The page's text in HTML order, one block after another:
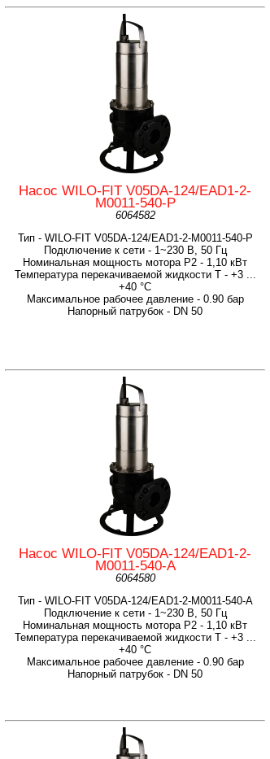
Насос WILO-FIT V05DA-124/EAD1-2-
M0011-540-P
6064582
Тип - WILO-FIT V05DA-124/EAD1-2-M0011-540-P
Подключение к сети - 1~230 В, 50 Гц
Номинальная мощность мотора P2 - 1,10 кВт
Температура перекачиваемой жидкости T - +3 ...
+40 °C
Максимальное рабочее давление - 0.90 бар
Напорный патрубок - DN 50
Насос WILO-FIT V05DA-124/EAD1-2-
M0011-540-A
6064580
Тип - WILO-FIT V05DA-124/EAD1-2-M0011-540-A
Подключение к сети - 1~230 В, 50 Гц
Номинальная мощность мотора P2 - 1,10 кВт
Температура перекачиваемой жидкости T - +3 ...
+40 °C
Максимальное рабочее давление - 0.90 бар
Напорный патрубок - DN 50